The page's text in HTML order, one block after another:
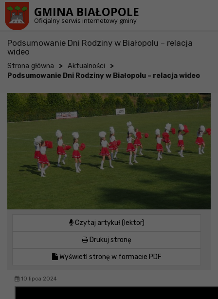
GMINA BIAŁOPOLE
Oficjalny serwis internetowy gminy
Podsumowanie Dni Rodziny w Białopolu – relacja
wideo
Strona główna > Aktualności >
Podsumowanie Dni Rodziny w Białopolu – relacja wideo
Czytaj artykuł (lektor)
Drukuj stronę
Wyświetl stronę w formacie PDF
10 lipca 2024